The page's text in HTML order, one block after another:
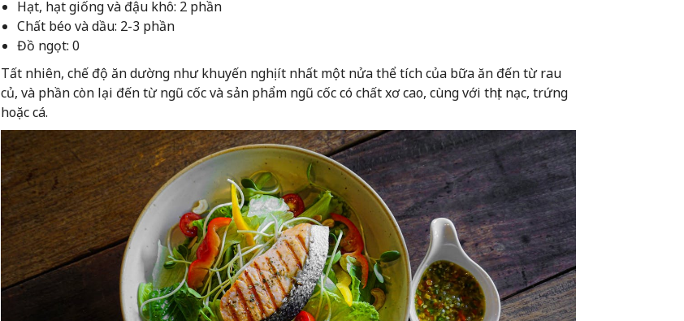
Hạt, hạt giống và đậu khô: 2 phần
Chất béo và dầu: 2-3 phần
Đồ ngọt: 0
Tất nhiên, chế độ ăn dường như khuyến nghị ít nhất một nửa thể tích của bữa ăn đến từ rau
củ, và phần còn lại đến từ ngũ cốc và sản phẩm ngũ cốc có chất xơ cao, cùng với thịt nạc, trứng
hoặc cá.